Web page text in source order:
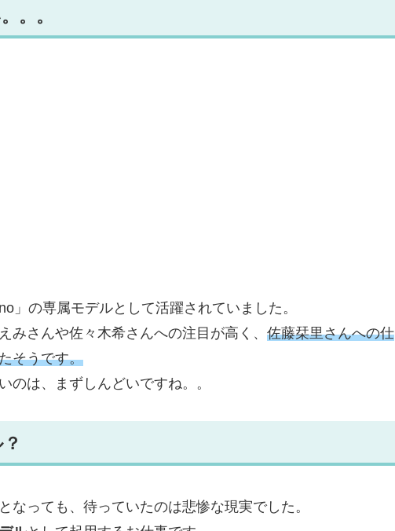
。。
」の専属モデルとして活躍されていました。
みさんや佐々木希さんへの注目が高く、 佐藤栞里さんへの仕
そうです。
のは、まずしんどいですね。。
なっても、待っていたのは悲惨な現実でした。